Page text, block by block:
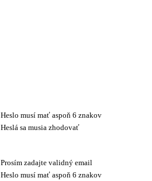
Heslo musí mať aspoň 6 znakov
Heslá sa musia zhodovať
Prosím zadajte validný email
Heslo musí mať aspoň 6 znakov